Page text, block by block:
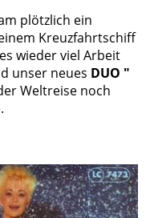
plötzlich ein
Kreuzfahrtschiff
wieder viel Arbeit
unser neues DUO "
Weltreise noch